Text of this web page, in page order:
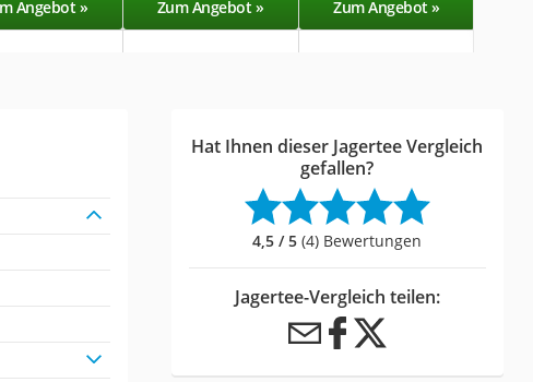
Angebot » Zum Angebot » Zum Angebot »
Hat Ihnen dieser Jagertee Vergleich
gefallen?
4,5 / 5 (4) Bewertungen
Jagertee-Vergleich teilen: